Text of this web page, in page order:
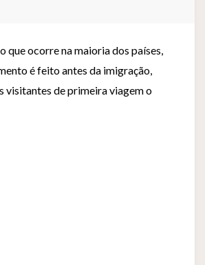
que ocorre na maioria dos países,
é feito antes da imigração,
visitantes de primeira viagem o